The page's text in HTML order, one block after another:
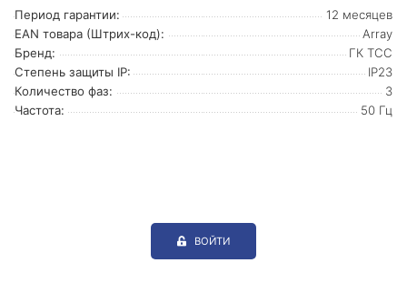
Период гарантии:
12 месяцев
EAN товара (Штрих-код):
Array
Бренд:
ГК ТСС
Степень защиты IP:
IP23
Количество фаз:
3
Частота:
50 Гц
ВОЙТИ